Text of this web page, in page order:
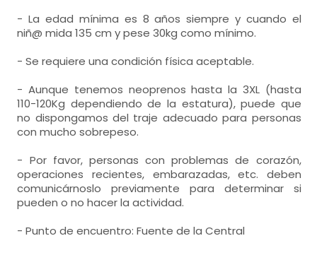
- La edad mínima es 8 años siempre y cuando el
niñ@ mida 135 cm y pese 30kg como mínimo.
- Se requiere una condición física aceptable.
- Aunque tenemos neoprenos hasta la 3XL (hasta
110-120Kg dependiendo de la estatura), puede que
no dispongamos del traje adecuado para personas
con mucho sobrepeso.
- Por favor, personas con problemas de corazón,
operaciones recientes, embarazadas, etc. deben
comunicárnoslo previamente para determinar si
pueden o no hacer la actividad.
- Punto de encuentro: Fuente de la Central